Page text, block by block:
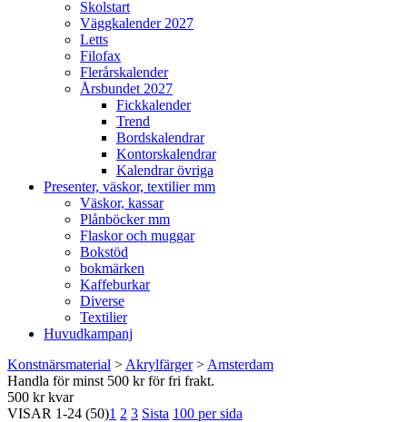
Skolstart
Väggkalender 2027
Letts
Filofax
Flerårskalender
Årsbundet 2027
Fickkalender
Trend
Bordskalendrar
Kontorskalendrar
Kalendrar övriga
Presenter, väskor, textilier mm
Väskor, kassar
Plånböcker mm
Flaskor och muggar
Bokstöd
bokmärken
Kaffeburkar
Diverse
Textilier
Huvudkampanj
Konstnärsmaterial > Akrylfärger> Amsterdam
Handla för minst 500 kr för fri frakt.
500 kr kvar
VISAR 1-24 (50)1 2 3 Sista 100 per sida